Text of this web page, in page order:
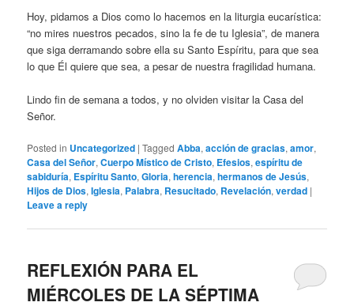
Hoy, pidamos a Dios como lo hacemos en la liturgia eucarística:
“no mires nuestros pecados, sino la fe de tu Iglesia”, de manera
que siga derramando sobre ella su Santo Espíritu, para que sea
lo que Él quiere que sea, a pesar de nuestra fragilidad humana.
Lindo fin de semana a todos, y no olviden visitar la Casa del
Señor.
Posted in Uncategorized |Tagged Abba,acción de gracias,amor,
Casa del Señor,Cuerpo Místico de Cristo, Efesios,espíritu de
sabiduría, Espíritu Santo,Gloria,herencia,hermanos de Jesús,
Hijos de Dios,Iglesia, Palabra, Resucitado, Revelación,verdad |
Leave a reply
REFLEXIÓN PARA EL
MIÉRCOLES DE LA SÉPTIMA